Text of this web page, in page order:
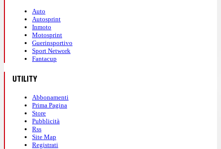
Auto
Autosprint
Inmoto
Motosprint
Guerinsportivo
Sport Network
Fantacup
UTILITY
Abbonamenti
Prima Pagina
Store
Pubblicità
Rss
Site Map
Registrati